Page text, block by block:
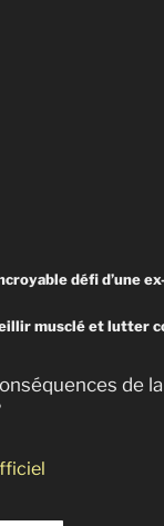
défi d’une
musclé et lutter
de